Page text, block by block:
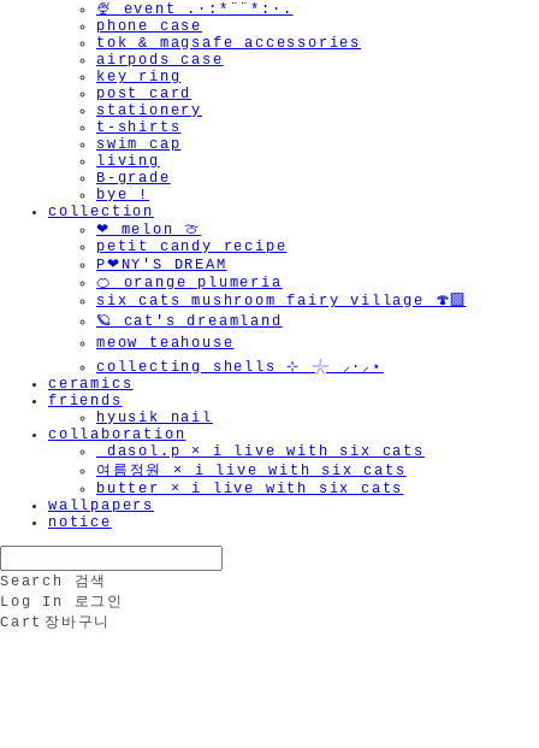
🍨 event .·:*¨¨*:·.
phone case
tok & magsafe accessories
airpods case
key ring
post card
stationery
t-shirts
swim cap
living
B-grade
bye !
collection
❤︎ melon 🍈
petit candy recipe
P❤︎NY'S DREAM
🍊 orange plumeria
six cats mushroom fairy village 🍄‍🟫
🪐 cat's dreamland
meow teahouse
collecting shells ⊹ 𓇼 ⸝·⸝⋆
ceramics
friends
hyusik_nail
collaboration
_dasol.p × i live with six cats
여름정원 × i live with six cats
butter × i live with six cats
wallpapers
notice
Search
검색
Log In
로그인
Cart 장바구니